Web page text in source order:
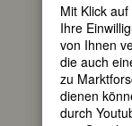
Die
Köchin
k.u.k.
Ersten
Mit Klick
Ihre
von Ihnen
die auch
zu
dienen
durch